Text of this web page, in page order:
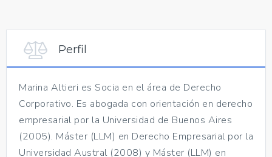
Perfil
Marina Altieri es Socia en el área de Derecho
Corporativo. Es abogada con orientación en derecho
empresarial por la Universidad de Buenos Aires
(2005). Máster (LLM) en Derecho Empresarial por la
Universidad Austral (2008) y Máster (LLM) en